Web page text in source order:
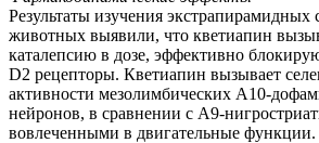
Результаты изучения
животных выявили, что кветиапин
каталепсию в дозе, эффективно
D2 рецепторы. Кветиапин вызывает
активности мезолимбических А10-
нейронов, в сравнении с А9-
вовлеченными в двигательные функции.